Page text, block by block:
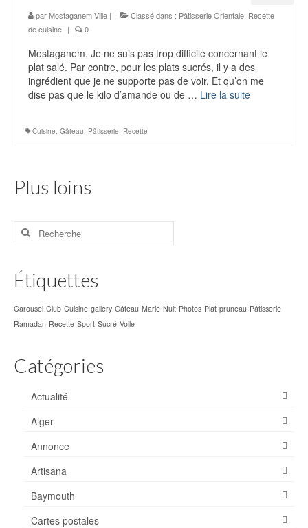
Transports
Où Manger
Où dormir
parMostaganem Ville | Classé dans : Pâtisserie Orientale Recette
de cuisine | 0
Mostaganem. Je ne suis pas trop difficile concernant le
plat salé. Par contre, pour les plats sucrés, il y a des
ingrédient que je ne supporte pas de voir. Et qu’on me
dise pas que le kilo d’amande ou de … Lire la suite­­
Cuisine Gâteau Pâtisserie Recette
Plus loins
Rechercher
Étiquettes
Carousel Club Cuisine gallery Gâteau Marie Nuit Photos Plat pruneau Pâtisserie
Ramadan Recette Sport Sucré Voile
Catégories
Actualité
Alger
Annonce
Artisana
Baymouth
Cartes postales